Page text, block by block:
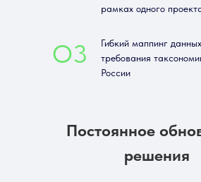
рамках одного
Гибкий маппинг
требования
России
О3
Постоянное
решения